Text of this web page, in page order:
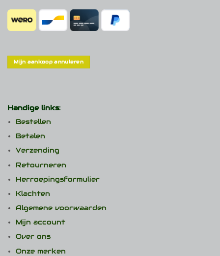
Mijn aankoop annuleren
Handige links:
Bestellen
Betalen
Verzending
Retourneren
Herroepingsformulier
Klachten
Algemene voorwaarden
Mijn account
Over ons
Onze merken